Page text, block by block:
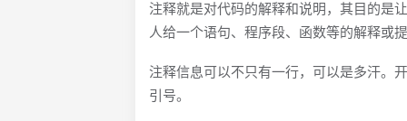
注释就是对代码的解释和说明，其目的是
人给一个语句、程序段、函数等的解释或
注释信息可以不只有一行，可以是多汗。
引号。